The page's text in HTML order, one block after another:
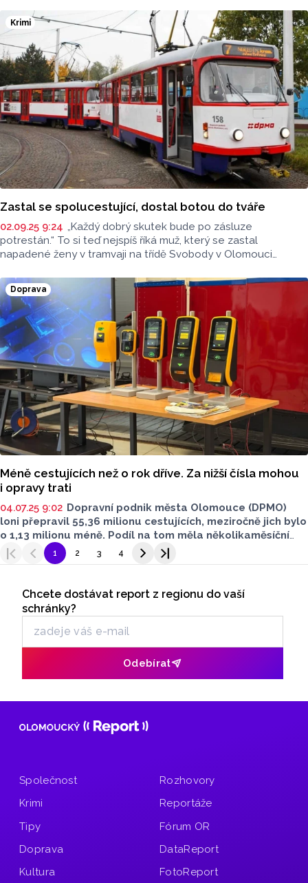
Krimi
Zastal se spolucestující, dostal botou do tváře
02.09.25 9:24 „Každý dobrý skutek bude po zásluze
potrestán.“ To si teď nejspíš říká muž, který se zastal
napadené ženy v tramvaji na třídě Svobody v Olomouci
Doprava
Méně cestujících než o rok dříve. Za nižší čísla mohou
i opravy trati
04.07.25 9:02 Dopravní podnik města Olomouce (DPMO)
loni přepravil 55,36 milionu cestujících, meziročně jich bylo
o 1,13 milionu méně. Podíl na tom měla několikaměsíční
oprava tramvajové trati, kvůli které klesl počet
cestujících přepravených tramvajemi. Naopak autobusy
získala z výroční zprávy společnosti.
1 2 3 4
Odběr newsletteru
Chcete dostávat report z regionu do vaší
schránky?
Odebírat
Společnost
Krimi
Tipy
Doprava
Kultura
Rozhovory
Reportáže
Fórum OR
DataReport
FotoReport